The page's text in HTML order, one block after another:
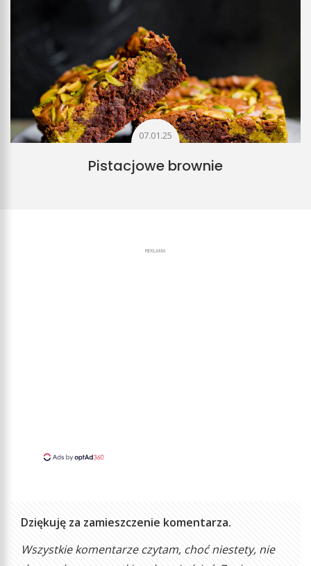
07.01.25
Pistacjowe brownie
REKLAMA
Dziękuję za zamieszczenie komentarza.
Wszystkie komentarze czytam, choć niestety, nie